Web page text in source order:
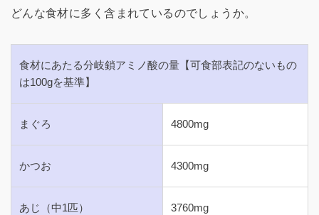
どんな食材に多く含まれているのでしょうか。
食材にあたる分岐鎖アミノ酸の量【可食部表記のないもの
は100gを基準】
まぐろ 4800mg
かつお 4300mg
あじ（中1匹） 3760mg